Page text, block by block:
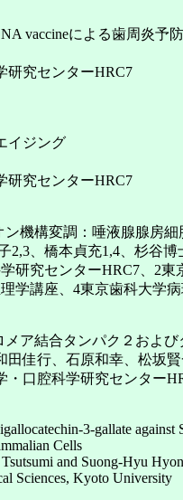
vaccineによる歯周炎予
究センターHRC7
イジング
究センターHRC7
ン機構変調：唾液腺腺房
2,3、橋本貞充1,4、杉谷博
研究センターHRC7、2東
学講座、4東京歯科大学
メア結合タンパク２およ
佳行、石原和幸、松坂賢
口腔科学研究センター
3-gallate against
Cells
and Suong-Hyu Hyon
Sciences, Kyoto University